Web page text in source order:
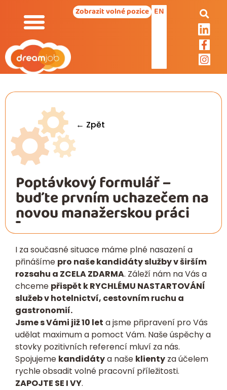
Zobrazit volné pozice EN
← Zpět
Poptávkový formulář –
buďte prvním uchazečem na
novou manažerskou práci
I za současné situace máme plné nasazení a
přinášíme pro naše kandidáty služby v širším
rozsahu a ZCELA ZDARMA. Záleží nám na Vás a
chceme přispět k RYCHLÉMU NASTARTOVÁNÍ
služeb v hotelnictví, cestovním ruchu a
gastronomií.
Jsme s Vámi již 10 let a jsme připravení pro Vás
udělat maximum a pomoct Vám. Naše úspěchy a
stovky pozitivních referencí mluví za nás.
Spojujeme kandidátya naše klienty za účelem
rychle obsadit volné pracovní příležitosti.
ZAPOJTE SE I VY.